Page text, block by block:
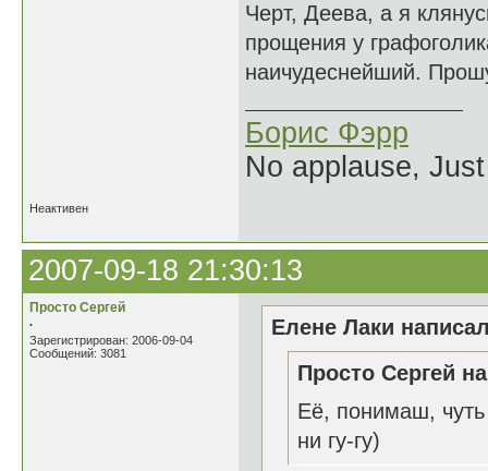
Черт, Деева, а я
прощения у
наичудеснейший.
Борис Фэрр
No applause,
Неактивен
2007-09-18 21:30:13
Просто Сергей
.
Зарегистрирован: 2006-09-04
Сообщений: 3081
Елене Лаки
Просто Сергей
Её, понимаш,
ни гу-гу)